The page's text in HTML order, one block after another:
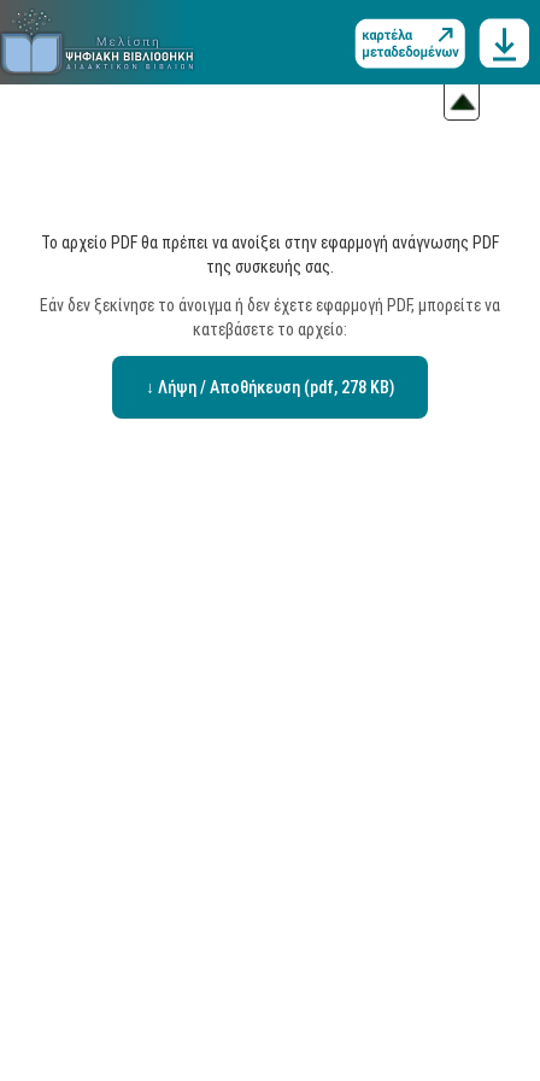
Το αρχείο PDF θα πρέπει να ανοίξει στην εφαρμογή ανάγνωσης PDF
της συσκευής σας.
Εάν δεν ξεκίνησε το άνοιγμα ή δεν έχετε εφαρμογή PDF, μπορείτε να
κατεβάσετε το αρχείο:
↓ Λήψη / Αποθήκευση (pdf, 278 KB)